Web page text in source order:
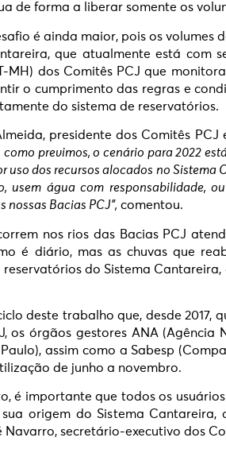
de forma a liberar somente os
é ainda maior, pois os
que atualmente está com
MH) dos Comitês PCJ que
o cumprimento das regras e
do sistema de reservatórios.
presidente dos Comitês
como previmos, o cenário para 2022
uso dos recursos alocados no
usem água com responsabilidade,
nossas Bacias PCJ”, comentou.
nos rios das Bacias PCJ
é diário, mas as chuvas que
reservatórios do Sistema
deste trabalho que, desde
os órgãos gestores ANA
assim como a Sabesp
de junho a novembro.
é importante que todos os
origem do Sistema Cantareira,
Navarro, secretário-executivo dos